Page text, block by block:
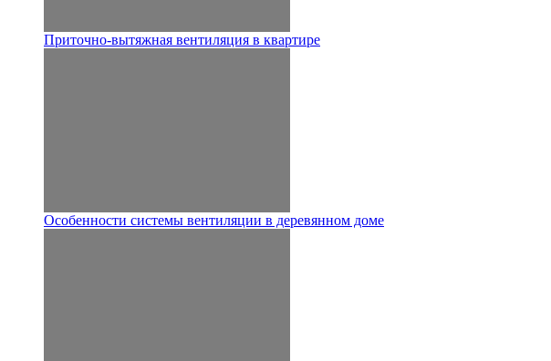
Приточно-вытяжная вентиляция в квартире
Особенности системы вентиляции в деревянном доме